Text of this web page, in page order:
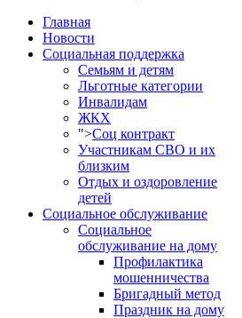
Главная
Новости
Социальная поддержка
Семьям и детям
Льготные категории
Инвалидам
ЖКХ
">Соц контракт
Участникам СВО и их
близким
Отдых и оздоровление
детей
Социальное обслуживание
Социальное
обслуживание на дому
Профилактика
мошенничества
Бригадный метод
Праздник на дому